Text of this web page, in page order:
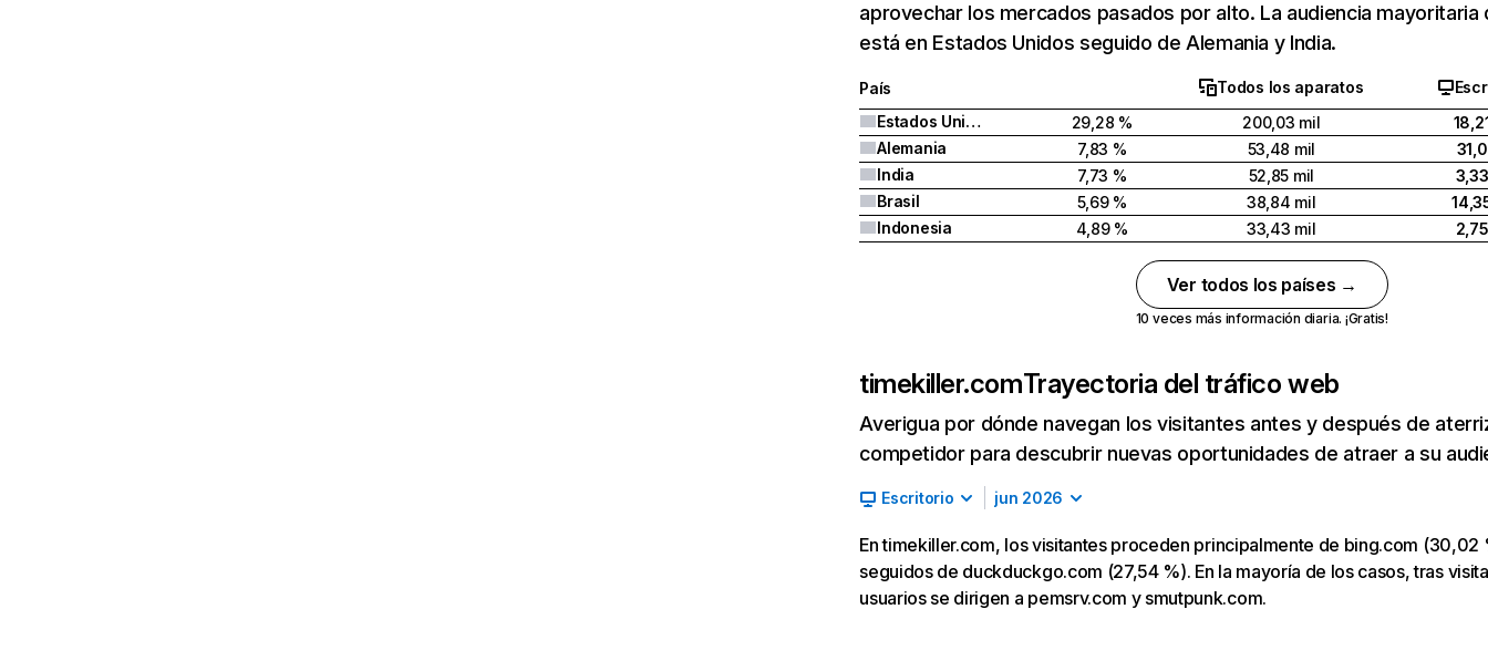
aprovechar los mercados pasados por alto. La audiencia mayoritaria
está en Estados Unidos seguido de Alemania y India.
País Todos los aparatos
Estados Unidos
29,28 % 200,03 mil
Alemania
7,83 % 53,48 mil
India
7,73 % 52,85 mil
Brasil
5,69 % 38,84 mil
Indonesia
4,89 % 33,43 mil
Ver todos los países →
10 veces más información diaria. ¡Gratis!
timekiller.comTrayectoria del tráfico web
Averigua por dónde navegan los visitantes antes y después de
competidor para descubrir nuevas oportunidades de atraer a su
Escritorio jun 2026
En timekiller.com, los visitantes proceden principalmente de bing.com (30,02
seguidos de duckduckgo.com (27,54 %). En la mayoría de los casos, tras
usuarios se dirigen a pemsrv.com y smutpunk.com.